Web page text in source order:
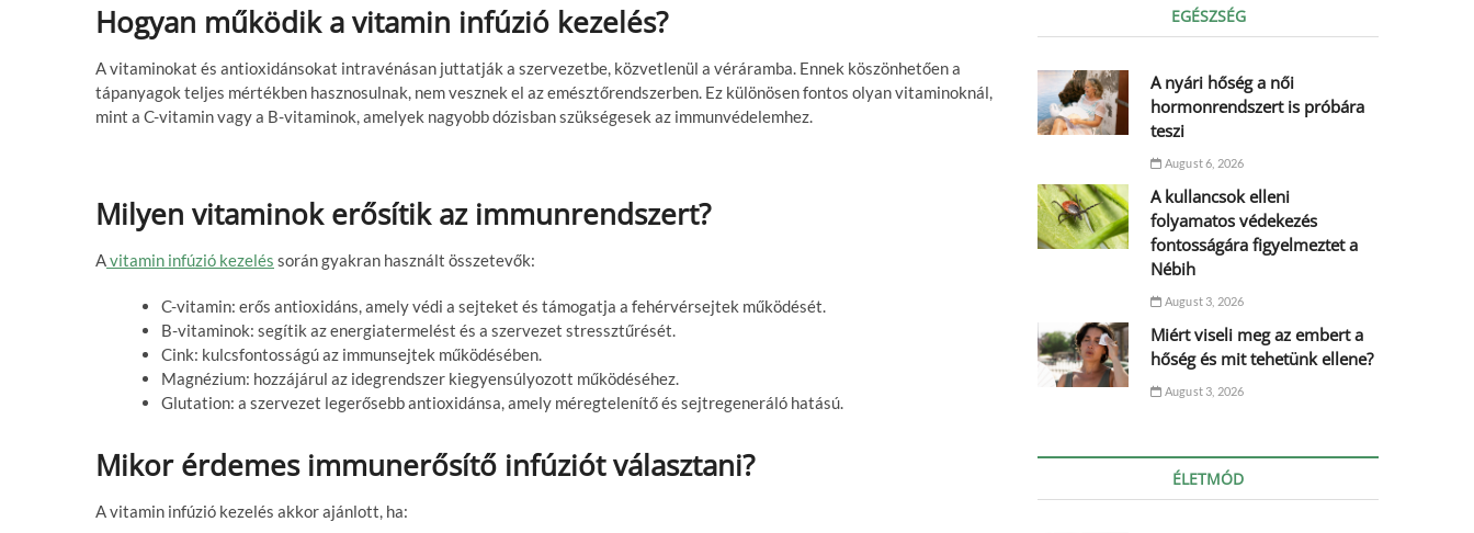
Hogyan működik a vitamin infúzió kezelés?
A vitaminokat és antioxidánsokat intravénásan juttatják a szervezetbe, közvetlenül a véráramba. Ennek köszönhetően a
tápanyagok teljes mértékben hasznosulnak, nem vesznek el az emésztőrendszerben. Ez különösen fontos olyan vitaminoknál,
mint a C-vitamin vagy a B-vitaminok, amelyek nagyobb dózisban szükségesek az immunvédelemhez.
Milyen vitaminok erősítik az immunrendszert?
Avitamin infúzió kezelés során gyakran használt összetevők:
C-vitamin: erős antioxidáns, amely védi a sejteket és támogatja a fehérvérsejtek működését.
B-vitaminok: segítik az energiatermelést és a szervezet stressztűrését.
Cink: kulcsfontosságú az immunsejtek működésében.
Magnézium: hozzájárul az idegrendszer kiegyensúlyozott működéséhez.
Glutation: a szervezet legerősebb antioxidánsa, amely méregtelenítő és sejtregeneráló hatású.
Mikor érdemes immunerősítő infúziót választani?
A vitamin infúzió kezelés akkor ajánlott, ha:
EGÉSZSÉG
A nyári hőség a női
hormonrendszert is próbára
teszi
August 6, 2026
A kullancsok elleni
folyamatos védekezés
fontosságára figyelmeztet a
Nébih
August 3, 2026
Miért viseli meg az embert a
hőség és mit tehetünk ellene?
August 3, 2026
ÉLETMÓD